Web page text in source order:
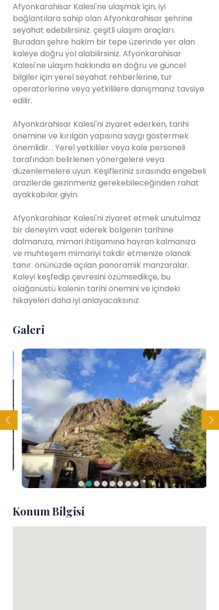
Afyonkarahisar Kalesi'ne ulaşmak için, iyi
bağlantılara sahip olan Afyonkarahisar şehrine
seyahat edebilirsiniz. çeşitli ulaşım araçları.
Buradan şehre hakim bir tepe üzerinde yer alan
kaleye doğru yol alabilirsiniz. Afyonkarahisar
Kalesi'ne ulaşım hakkında en doğru ve güncel
bilgiler için yerel seyahat rehberlerine, tur
operatörlerine veya yetkililere danışmanız tavsiye
edilir.
Afyonkarahisar Kalesi'ni ziyaret ederken, tarihi
önemine ve kırılgan yapısına saygı göstermek
önemlidir. . Yerel yetkililer veya kale personeli
tarafından belirlenen yönergelere veya
düzenlemelere uyun. Keşifleriniz sırasında engebeli
arazilerde gezinmeniz gerekebileceğinden rahat
ayakkabılar giyin.
Afyonkarahisar Kalesi'ni ziyaret etmek unutulmaz
bir deneyim vaat ederek bölgenin tarihine
dalmanıza, mimari ihtişamına hayran kalmanıza
ve muhteşem mimariyi takdir etmenize olanak
tanır. önünüzde açılan panoramik manzaralar.
Kaleyi keşfedip çevresini özümsedikçe, bu
olağanüstü kalenin tarihi önemini ve içindeki
hikayeleri daha iyi anlayacaksınız.
Galeri
Konum Bilgisi